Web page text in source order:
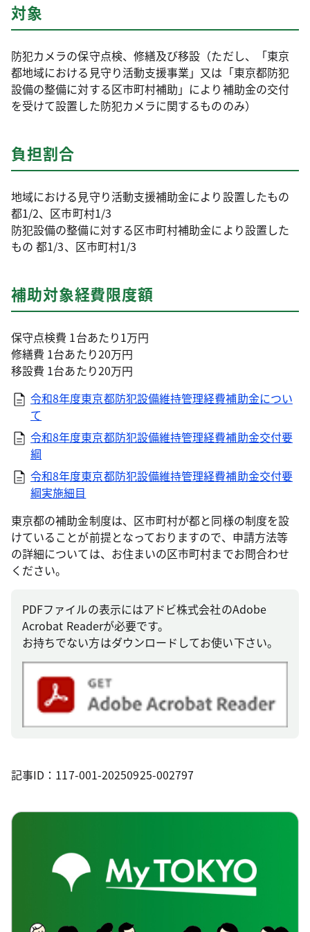
対象
防犯カメラの保守点検、修繕及び移設（ただし、「東京
都地域における見守り活動支援事業」又は「東京都防犯
設備の整備に対する区市町村補助」により補助金の交付
を受けて設置した防犯カメラに関するもののみ）
負担割合
地域における見守り活動支援補助金により設置したもの
都1/2、区市町村1/3
防犯設備の整備に対する区市町村補助金により設置した
もの 都1/3、区市町村1/3
補助対象経費限度額
保守点検費 1台あたり1万円
修繕費 1台あたり20万円
移設費 1台あたり20万円
令和8年度東京都防犯設備維持管理経費補助金につい
て
令和8年度東京都防犯設備維持管理経費補助金交付要
綱
令和8年度東京都防犯設備維持管理経費補助金交付要
綱実施細目
東京都の補助金制度は、区市町村が都と同様の制度を設
けていることが前提となっておりますので、申請方法等
の詳細については、お住まいの区市町村までお問合わせ
ください。
PDFファイルの表示にはアドビ株式会社のAdobe
Acrobat Readerが必要です。
お持ちでない方はダウンロードしてお使い下さい。
記事ID：117-001-20250925-002797